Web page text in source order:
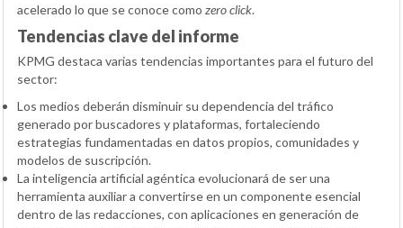
acelerado lo que se conoce como zero click.
Tendencias clave del informe
KPMG destaca varias tendencias importantes para el futuro del
sector:
Los medios deberán disminuir su dependencia del tráfico
generado por buscadores y plataformas, fortaleciendo
estrategias fundamentadas en datos propios, comunidades y
modelos de suscripción.
La inteligencia artificial agéntica evolucionará de ser una
herramienta auxiliar a convertirse en un componente esencial
dentro de las redacciones, con aplicaciones en generación de